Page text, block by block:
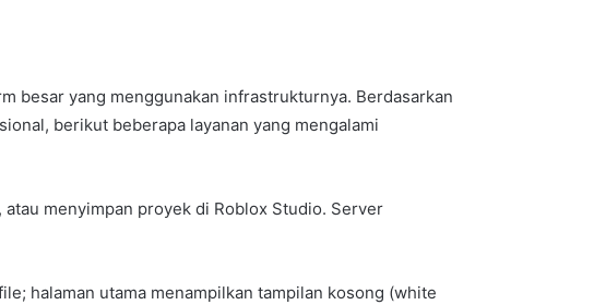
besar yang menggunakan infrastrukturnya. Berdasarkan
berikut beberapa layanan yang mengalami
menyimpan proyek di Roblox Studio. Server
halaman utama menampilkan tampilan kosong (white